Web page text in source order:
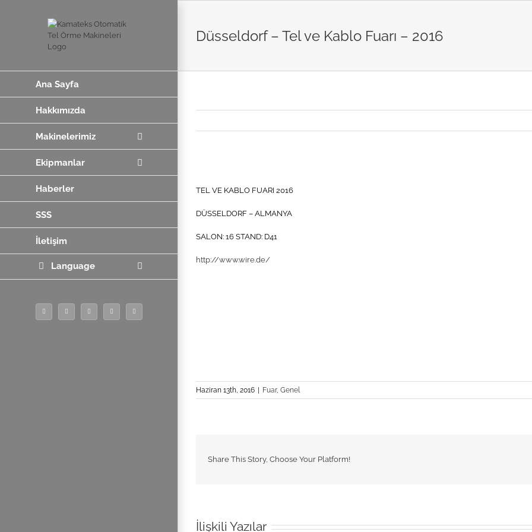
Ana Sayfa
Hakkımızda
Makinelerimiz
Ekipmanlar
Haberler
SSS
İletişim
Language
Instagram YouTube LinkedIn Facebook
Düsseldorf – Tel ve Kablo Fuarı – 2016
Image
TEL VE KABLO FUARI 2016
DÜSSELDORF – ALMANYA
SALON: 16 STAND: D41
http://www.wire.de/
Haziran 13th, 2016 Fuar, Genel
Share This Story, Choose Your Platform!
İlişkili Yazılar